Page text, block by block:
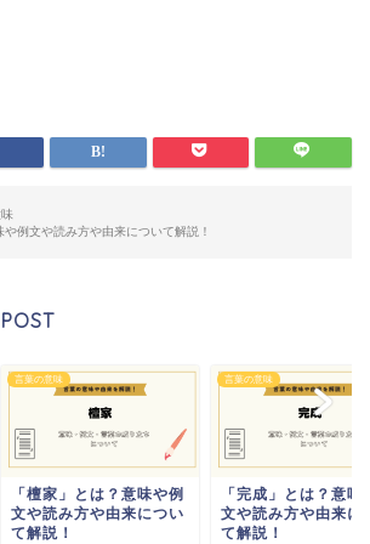
や例文や読み方や由来について解説！
言葉の意味
「檀家」とは？意味や例
文や読み方や由来につい
て解説！
言葉の意味
「完成」とは？意味
文や読み方や由来に
て解説！